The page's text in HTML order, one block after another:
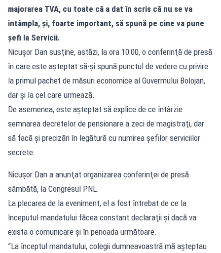
majorarea TVA, cu toate că a dat în scris că nu se va
întâmpla, și, foarte important, să spună pe cine va pune
șefi la Servicii.
Nicuşor Dan susţine, astăzi, la ora 10:00, o conferinţă de presă
în care este aşteptat să-şi spună punctul de vedere cu privire
la primul pachet de măsuri economice al Guvermului Bolojan,
dar şi la cel care urmează.
De asemenea, este aşteptat să explice de ce întârzie
semnarea decretelor de pensionare a zeci de magistraţi, dar
să facă şi precizări în legătură cu numirea şefilor serviciilor
secrete.
Nicuşor Dan a anunţat organizarea conferinţei de presă
sâmbătă, la Congresul PNL.
La plecarea de la eveniment, el a fost întrebat de ce la
începutul mandatului făcea constant declaraţii şi dacă va
exista o comunicare şi în perioada următoare.
”La începtul mandatului, colegii dumneavoastră mă aşteptau